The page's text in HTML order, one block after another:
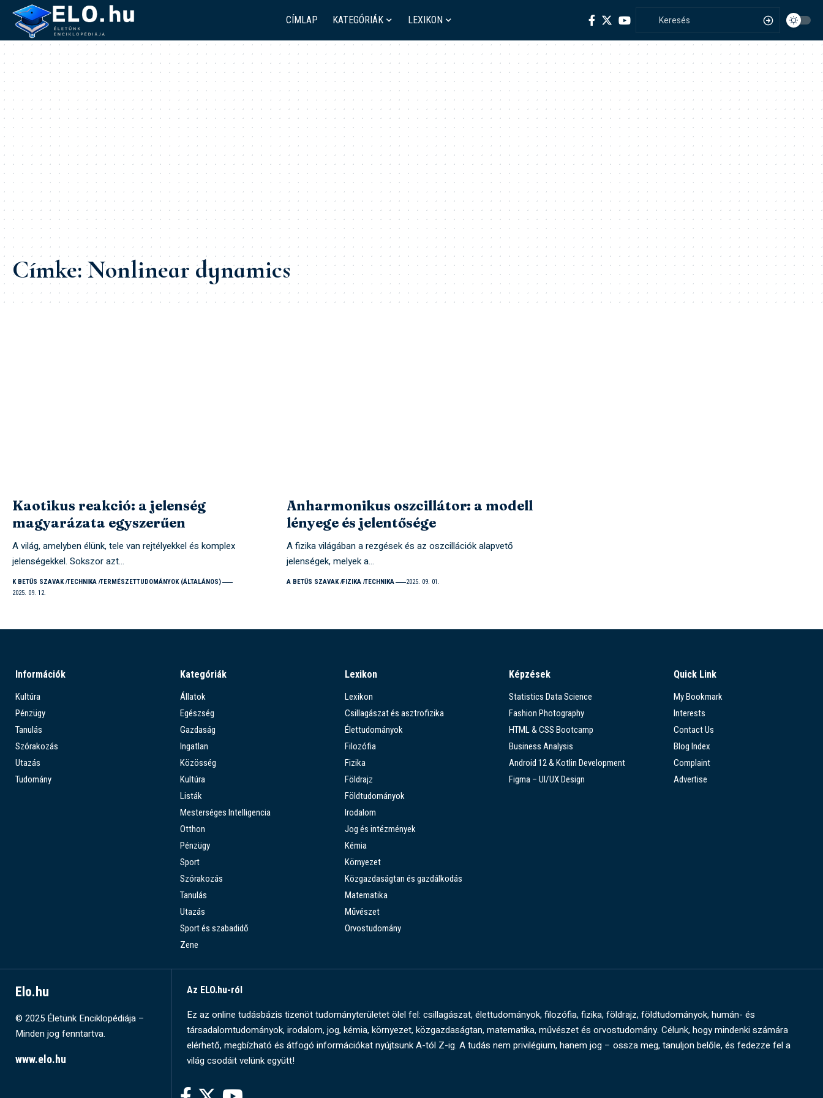
CÍMLAP KATEGÓRIÁK LEXIKON
Címke:Nonlinear dynamics
Kaotikus reakció: a jelenség
magyarázata egyszerűen
A világ, amelyben élünk, tele van rejtélyekkel és komplex
jelenségekkel. Sokszor azt…
K BETŰS SZAVAK TECHNIKA TERMÉSZETTUDOMÁNYOK (ÁLTALÁNOS)
2025. 09. 12.
Anharmonikus oszcillátor: a modell
lényege és jelentősége
A fizika világában a rezgések és az oszcillációk alapvető
jelenségek, melyek a…
A BETŰS SZAVAK FIZIKA TECHNIKA 2025. 09. 01.
Információk
Kultúra
Pénzügy
Tanulás
Szórakozás
Utazás
Tudomány
Kategóriák
Állatok
Egészség
Gazdaság
Ingatlan
Közösség
Kultúra
Listák
Mesterséges Intelligencia
Otthon
Pénzügy
Sport
Szórakozás
Tanulás
Utazás
Sport és szabadidő
Zene
Lexikon
Lexikon
Csillagászat és asztrofizika
Élettudományok
Filozófia
Fizika
Földrajz
Földtudományok
Irodalom
Jog és intézmények
Kémia
Környezet
Közgazdaságtan és gazdálkodás
Matematika
Művészet
Orvostudomány
Képzések
Statistics Data Science
Fashion Photography
HTML & CSS Bootcamp
Business Analysis
Android 12 & Kotlin Development
Figma – UI/UX Design
Quick Link
My Bookmark
Interests
Contact Us
Blog Index
Complaint
Advertise
Elo.hu
© 2025 Életünk Enciklopédiája –
Minden jog fenntartva.
www.elo.hu
Az ELO.hu-ról
Ez az online tudásbázis tizenöt tudományterületet ölel fel: csillagászat, élettudományok, filozófia, fizika, földrajz, földtudományok, humán- és
társadalomtudományok, irodalom, jog, kémia, környezet, közgazdaságtan, matematika, művészet és orvostudomány. Célunk, hogy mindenki számára
elérhető, megbízható és átfogó információkat nyújtsunk A-tól Z-ig. A tudás nem privilégium, hanem jog – ossza meg, tanuljon belőle, és fedezze fel a
világ csodáit velünk együtt!